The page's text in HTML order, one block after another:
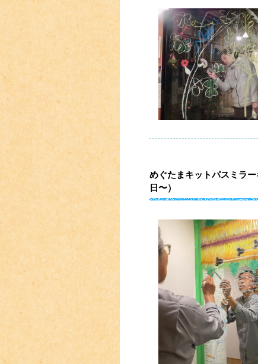
めぐたまキットパスミラ
日〜）